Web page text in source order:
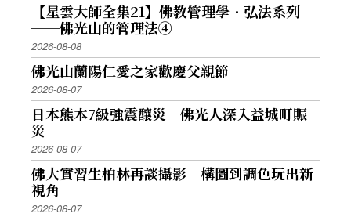
【星雲大師全集21】佛教管理學．弘法系列
──佛光山的管理法④
2026-08-08
佛光山蘭陽仁愛之家歡慶父親節
2026-08-07
日本熊本7級強震釀災 佛光人深入益城町賑
災
2026-08-07
佛大實習生柏林再談攝影 構圖到調色玩出新
視角
2026-08-07